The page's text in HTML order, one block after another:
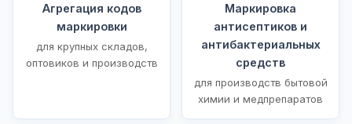
Агрегация кодов
маркировки
для крупных складов,
оптовиков и производств
Маркировка
антисептиков и
антибактериальных
средств
для производств бытовой
химии и медпрепаратов